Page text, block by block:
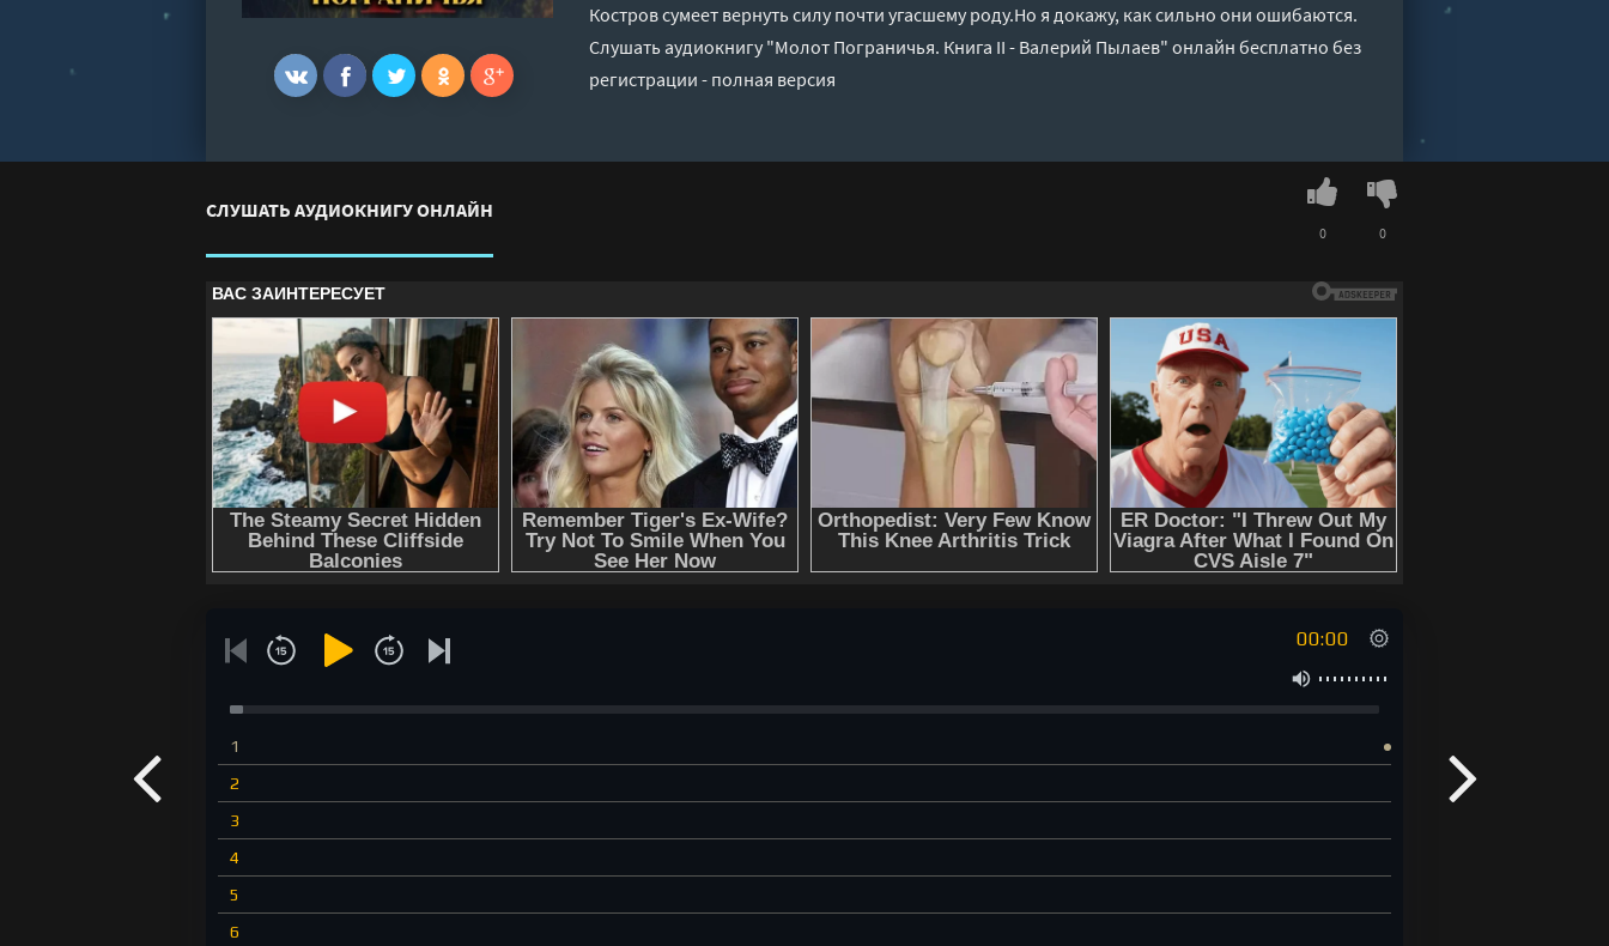
Костров сумеет вернуть силу почти угасшему роду.Но я докажу, как сильно они ошибаются.
Слушать аудиокнигу "Молот Пограничья. Книга II - Валерий Пылаев" онлайн бесплатно без
регистрации - полная версия
СЛУШАТЬ АУДИОКНИГУ ОНЛАЙН
0 0
00:00
1
2
3
4
5
6